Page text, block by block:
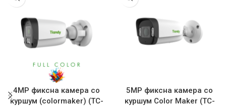
4MP фиксна камера со
куршум (colormaker) (TC-
5MP фиксна камера со
куршум Color Maker (TC-